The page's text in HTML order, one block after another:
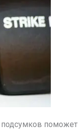
поможет